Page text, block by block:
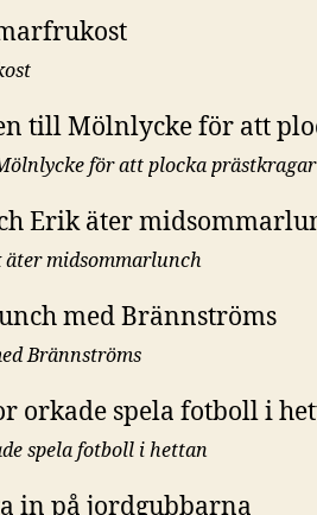
för att plocka prästkragar
äter midsommarlunch
Brännströms
spela fotboll i hettan